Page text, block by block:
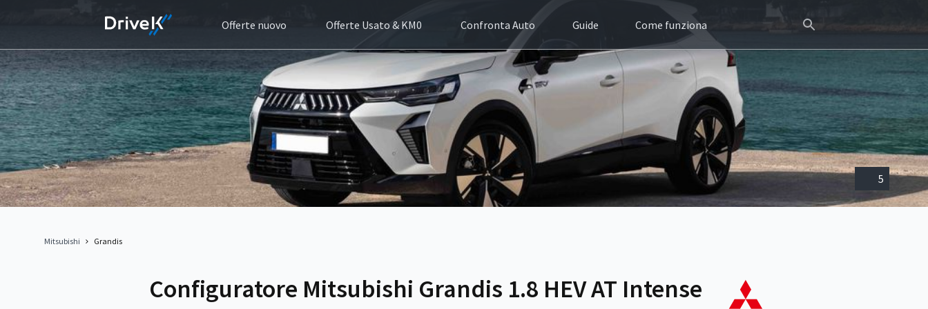
Offerte nuovo Offerte Usato & KM0 Confronta Auto Guide Come funziona
5
Mitsubishi Grandis
Configuratore Mitsubishi Grandis 1.8 HEV AT Intense